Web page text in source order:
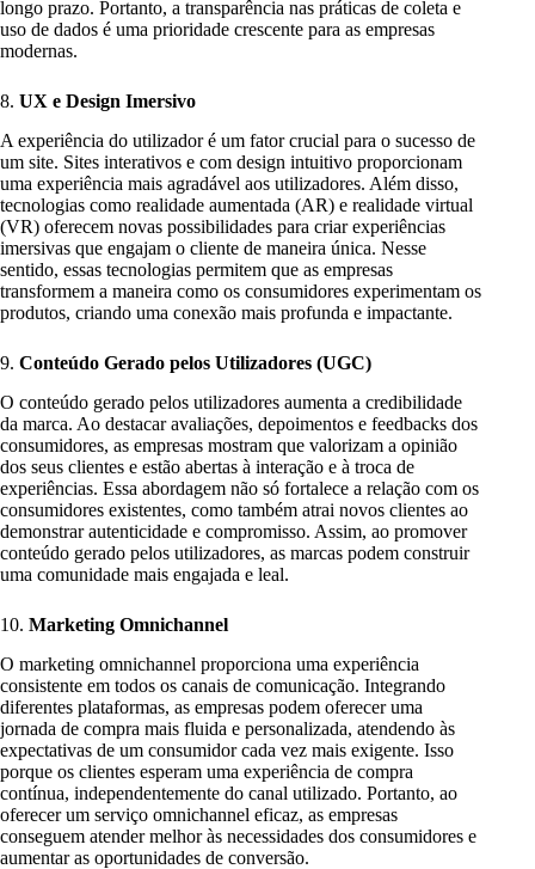
longo prazo. Portanto, a transparência nas práticas de coleta e
uso de dados é uma prioridade crescente para as empresas
modernas.
8. UX e Design Imersivo
A experiência do utilizador é um fator crucial para o sucesso de
um site. Sites interativos e com design intuitivo proporcionam
uma experiência mais agradável aos utilizadores. Além disso,
tecnologias como realidade aumentada (AR) e realidade virtual
(VR) oferecem novas possibilidades para criar experiências
imersivas que engajam o cliente de maneira única. Nesse
sentido, essas tecnologias permitem que as empresas
transformem a maneira como os consumidores experimentam os
produtos, criando uma conexão mais profunda e impactante.
9. Conteúdo Gerado pelos Utilizadores (UGC)
O conteúdo gerado pelos utilizadores aumenta a credibilidade
da marca. Ao destacar avaliações, depoimentos e feedbacks dos
consumidores, as empresas mostram que valorizam a opinião
dos seus clientes e estão abertas à interação e à troca de
experiências. Essa abordagem não só fortalece a relação com os
consumidores existentes, como também atrai novos clientes ao
demonstrar autenticidade e compromisso. Assim, ao promover
conteúdo gerado pelos utilizadores, as marcas podem construir
uma comunidade mais engajada e leal.
10. Marketing Omnichannel
O marketing omnichannel proporciona uma experiência
consistente em todos os canais de comunicação. Integrando
diferentes plataformas, as empresas podem oferecer uma
jornada de compra mais fluida e personalizada, atendendo às
expectativas de um consumidor cada vez mais exigente. Isso
porque os clientes esperam uma experiência de compra
contínua, independentemente do canal utilizado. Portanto, ao
oferecer um serviço omnichannel eficaz, as empresas
conseguem atender melhor às necessidades dos consumidores e
aumentar as oportunidades de conversão.